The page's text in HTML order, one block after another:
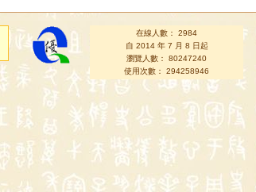
在線人數： 2984
自 2014 年 7 月 8 日起
瀏覽人數： 80247240
使用次數： 294258946